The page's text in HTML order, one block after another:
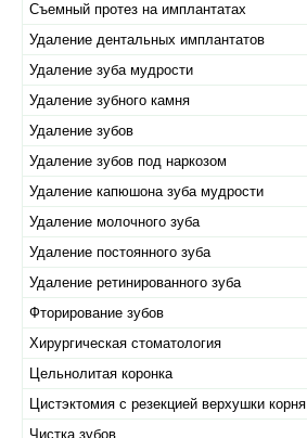
Съемный протез на имплантатах
Удаление дентальных имплантатов
Удаление зуба мудрости
Удаление зубного камня
Удаление зубов
Удаление зубов под наркозом
Удаление капюшона зуба мудрости
Удаление молочного зуба
Удаление постоянного зуба
Удаление ретинированного зуба
Фторирование зубов
Хирургическая стоматология
Цельнолитая коронка
Цистэктомия с резекцией верхушки корня
Чистка зубов